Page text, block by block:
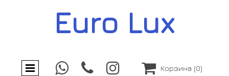
Euro Lux
    Корзина (0)